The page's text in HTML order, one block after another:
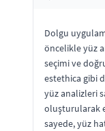
Dolgu
öncelikle yüz
seçimi ve
estethica gibi
yüz analizleri
oluşturularak
sayede, yüz